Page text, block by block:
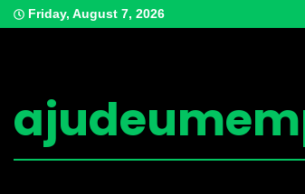
Skip
to
Friday, August 7, 2026